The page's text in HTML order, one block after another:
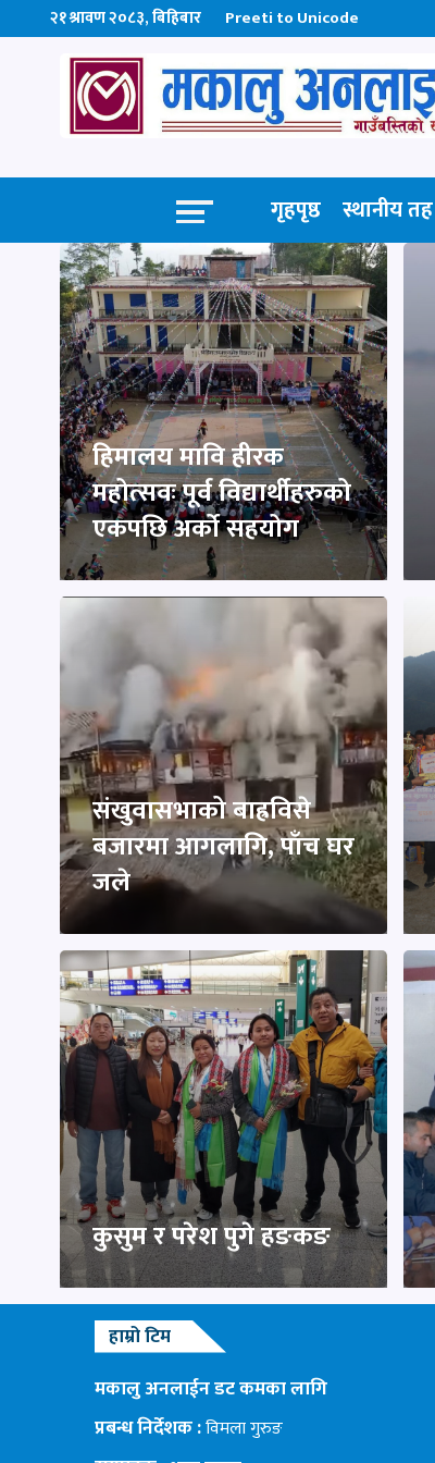
२१ श्रावण २०८३, बिहिबार Preeti to Unicode
गृहपृष्ठ स्थानीय तह
हिमालय मावि हीरक
महोत्सवः पूर्व विद्यार्थीहरुको
एकपछि अर्को सहयोग
संखुवासभाको बाह्रविसे
बजारमा आगलागि, पाँच घर
जले
कुसुम र परेश पुगे हङकङ
हाम्रो टिम
मकालु अनलाईन डट कमका लागि
प्रबन्ध निर्देशक :विमला गुरुङ